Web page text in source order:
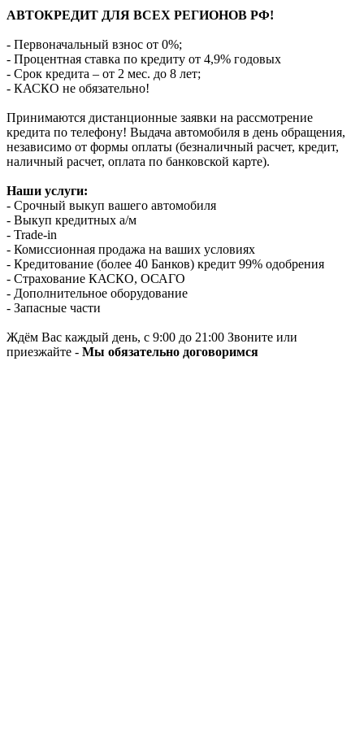
АВТОКРЕДИТ ДЛЯ ВСЕХ РЕГИОНОВ РФ!
- Первоначальный взнос от 0%;
- Процентная ставка по кредиту от 4,9% годовых
- Срок кредита – от 2 мес. до 8 лет;
- КАСКО не обязательно!
Принимаются дистанционные заявки на рассмотрение
кредита по телефону! Выдача автомобиля в день обращения,
независимо от формы оплаты (безналичный расчет, кредит,
наличный расчет, оплата по банковской карте).
Наши услуги:
- Срочный выкуп вашего автомобиля
- Выкуп кредитных а/м
- Trade-in
- Комиссионная продажа на ваших условиях
- Кредитование (более 40 Банков) кредит 99% одобрения
- Страхование КАСКО, ОСАГО
- Дополнительное оборудование
- Запасные части
Ждём Вас каждый день, с 9:00 до 21:00 Звоните или
приезжайте - Мы обязательно договоримся